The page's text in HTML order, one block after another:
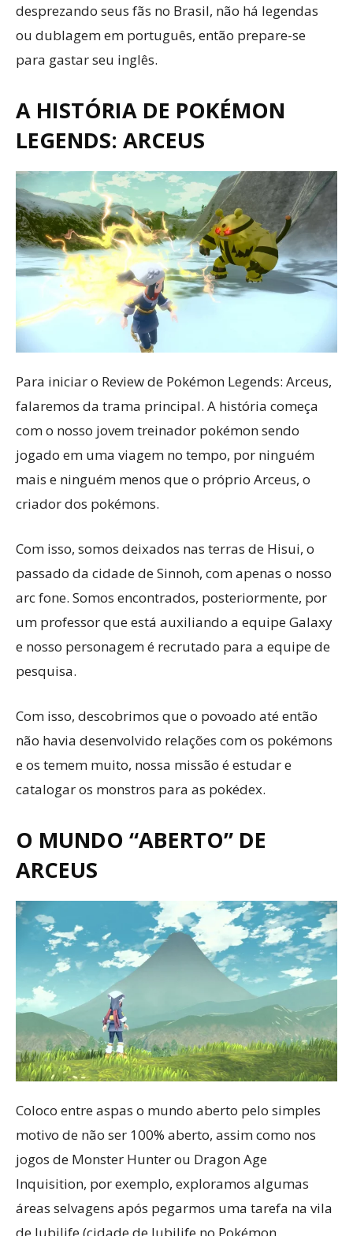
desprezando seus fãs no Brasil, não há legendas
ou dublagem em português, então prepare-se
para gastar seu inglês.
A HISTÓRIA DE POKÉMON
LEGENDS: ARCEUS
Para iniciar o Review de Pokémon Legends: Arceus,
falaremos da trama principal. A história começa
com o nosso jovem treinador pokémon sendo
jogado em uma viagem no tempo, por ninguém
mais e ninguém menos que o próprio Arceus, o
criador dos pokémons.
Com isso, somos deixados nas terras de Hisui, o
passado da cidade de Sinnoh, com apenas o nosso
arc fone. Somos encontrados, posteriormente, por
um professor que está auxiliando a equipe Galaxy
e nosso personagem é recrutado para a equipe de
pesquisa.
Com isso, descobrimos que o povoado até então
não havia desenvolvido relações com os pokémons
e os temem muito, nossa missão é estudar e
catalogar os monstros para as pokédex.
O MUNDO “ABERTO” DE
ARCEUS
Coloco entre aspas o mundo aberto pelo simples
motivo de não ser 100% aberto, assim como nos
jogos de Monster Hunter ou Dragon Age
Inquisition, por exemplo, exploramos algumas
áreas selvagens após pegarmos uma tarefa na vila